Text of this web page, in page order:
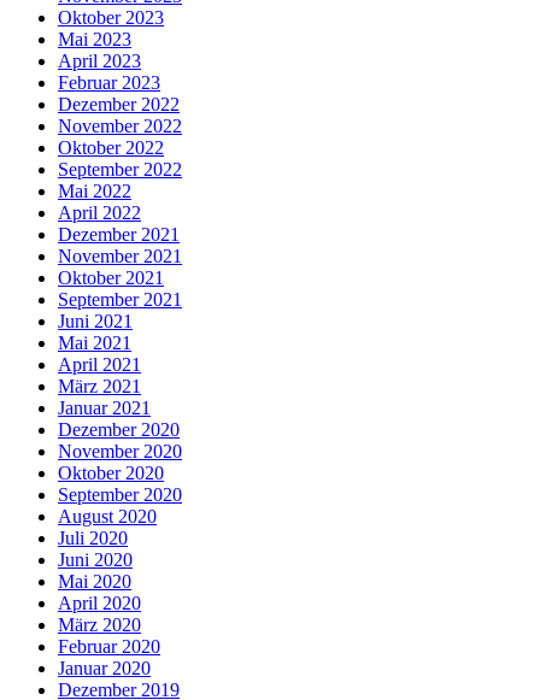
Oktober 2023
Mai 2023
April 2023
Februar 2023
Dezember 2022
November 2022
Oktober 2022
September 2022
Mai 2022
April 2022
Dezember 2021
November 2021
Oktober 2021
September 2021
Juni 2021
Mai 2021
April 2021
März 2021
Januar 2021
Dezember 2020
November 2020
Oktober 2020
September 2020
August 2020
Juli 2020
Juni 2020
Mai 2020
April 2020
März 2020
Februar 2020
Januar 2020
Dezember 2019